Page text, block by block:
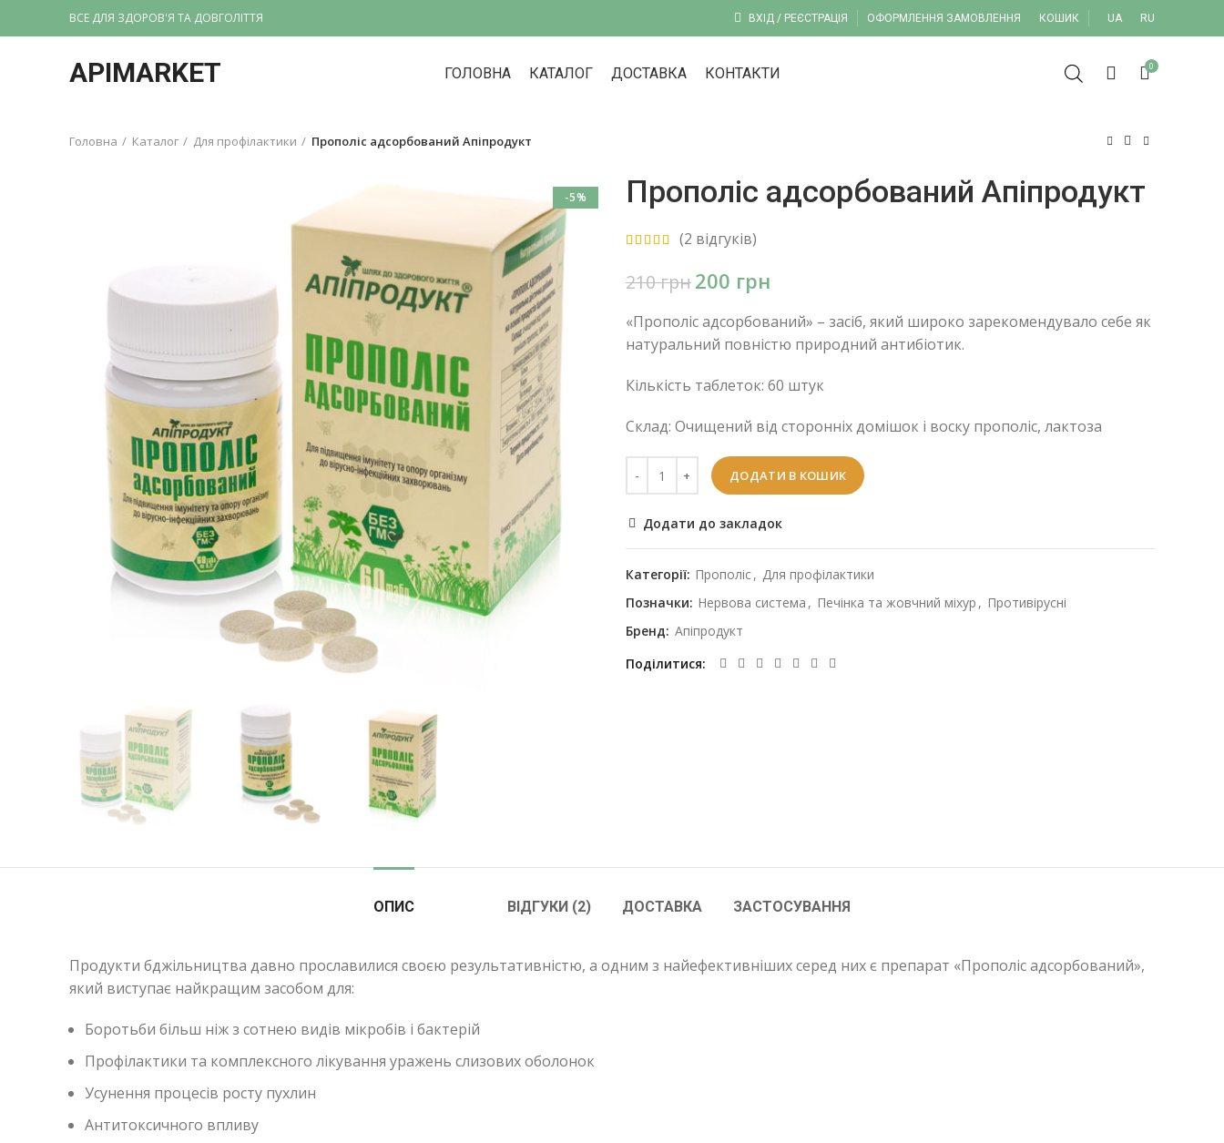
ВСЕ ДЛЯ ЗДОРОВ'Я ТА ДОВГОЛІТТЯ ВХІД / РЕЄСТРАЦІЯ ОФОРМЛЕННЯ ЗАМОВЛЕННЯ КОШИК UA RU
APIMARKET ГОЛОВНА КАТАЛОГ ДОСТАВКА КОНТАКТИ 0
Головна Каталог Для профілактики Прополіс адсорбований Апіпродукт
-5% Прополіс адсорбований Апіпродукт
(2 відгуків)
210грн200 грн
«Прополіс адсорбований» – засіб, який широко зарекомендувало себе як
натуральний повністю природний антибіотик.
Кількість таблеток: 60 штук
Склад: Очищений від сторонніх домішок і воску прополіс, лактоза
ДОДАТИ В КОШИК
Додати до закладок
Категорії: Прополіс, Для профілактики
Позначки: Нервова система , Печінка та жовчний міхур , Противірусні
Бренд: Апіпродукт
Поділитися
ОПИС ВІДГУКИ (2) ДОСТАВКА ЗАСТОСУВАННЯ
Продукти бджільництва давно прославилися своєю результативністю, а одним з найефективніших серед них є препарат «Прополіс адсорбований»,
який виступає найкращим засобом для:
Боротьби більш ніж з сотнею видів мікробів і бактерій
Профілактики та комплексного лікування уражень слизових оболонок
Усунення процесів росту пухлин
Антитоксичного впливу